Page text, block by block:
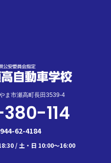
ま市瀬高町長田3539-4
114
62-4184
/ 土・日 10:00～16:00